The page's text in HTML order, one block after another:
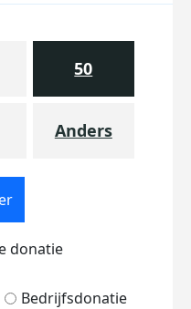
50
Anders
donatie
Bedrijfsdonatie